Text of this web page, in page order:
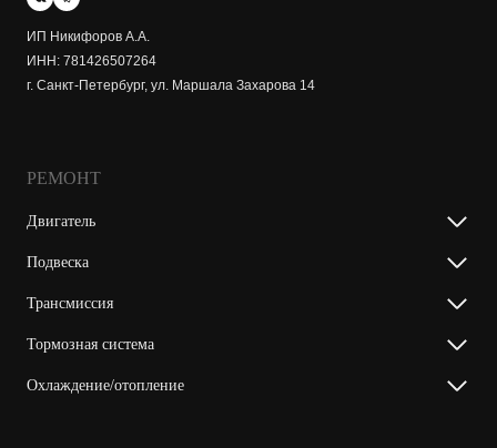
ИП Никифоров А.А.
ИНН: 781426507264
г. Санкт-Петербург, ул. Маршала Захарова 14
РЕМОНТ
Двигатель
Подвеска
Трансмиссия
Тормозная система
Охлаждение/отопление